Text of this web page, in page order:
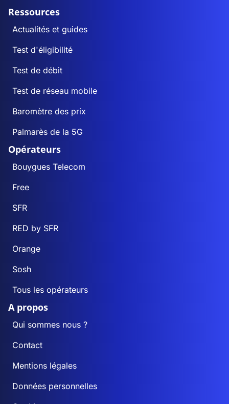
Ressources
Actualités et guides
Test d'éligibilité
Test de débit
Test de réseau mobile
Baromètre des prix
Palmarès de la 5G
Opérateurs
Bouygues Telecom
Free
SFR
RED by SFR
Orange
Sosh
Tous les opérateurs
A propos
Qui sommes nous ?
Contact
Mentions légales
Données personnelles